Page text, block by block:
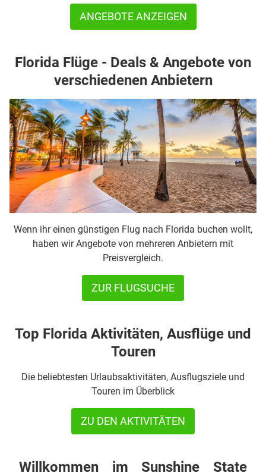
ANGEBOTE ANZEIGEN
Florida Flüge - Deals & Angebote von
verschiedenen Anbietern
Wenn ihr einen günstigen Flug nach Florida buchen wollt,
haben wir Angebote von mehreren Anbietern mit
Preisvergleich.
ZUR FLUGSUCHE
Top Florida Aktivitäten, Ausflüge und
Touren
Die beliebtesten Urlaubsaktivitäten, Ausflugsziele und
Touren im Überblick
ZU DEN AKTIVITÄTEN
Willkommen im Sunshine State